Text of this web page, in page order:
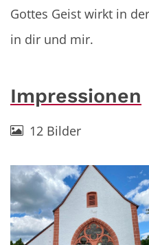
Gottes Geist wirkt in
in dir und mir.
Impressionen
12 Bilder